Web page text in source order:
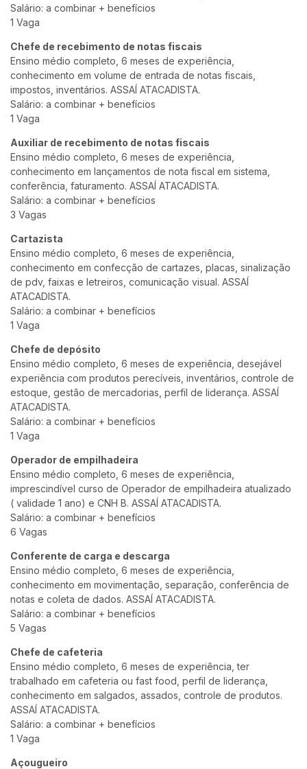
Salário: a combinar + benefícios
1 Vaga
Chefe de recebimento de notas fiscais
Ensino médio completo, 6 meses de experiência,
conhecimento em volume de entrada de notas fiscais,
impostos, inventários. ASSAÍ ATACADISTA.
Salário: a combinar + benefícios
1 Vaga
Auxiliar de recebimento de notas fiscais
Ensino médio completo, 6 meses de experiência,
conhecimento em lançamentos de nota fiscal em sistema,
conferência, faturamento. ASSAÍ ATACADISTA.
Salário: a combinar + benefícios
3 Vagas
Cartazista
Ensino médio completo, 6 meses de experiência,
conhecimento em confecção de cartazes, placas, sinalização
de pdv, faixas e letreiros, comunicação visual. ASSAÍ
ATACADISTA.
Salário: a combinar + benefícios
1 Vaga
Chefe de depósito
Ensino médio completo, 6 meses de experiência, desejável
experiência com produtos perecíveis, inventários, controle de
estoque, gestão de mercadorias, perfil de liderança. ASSAÍ
ATACADISTA.
Salário: a combinar + benefícios
1 Vaga
Operador de empilhadeira
Ensino médio completo, 6 meses de experiência,
imprescindível curso de Operador de empilhadeira atualizado
( validade 1 ano) e CNH B. ASSAÍ ATACADISTA.
Salário: a combinar + benefícios
6 Vagas
Conferente de carga e descarga
Ensino médio completo, 6 meses de experiência,
conhecimento em movimentação, separação, conferência de
notas e coleta de dados. ASSAÍ ATACADISTA.
Salário: a combinar + benefícios
5 Vagas
Chefe de cafeteria
Ensino médio completo, 6 meses de experiência, ter
trabalhado em cafeteria ou fast food, perfil de liderança,
conhecimento em salgados, assados, controle de produtos.
ASSAÍ ATACADISTA.
Salário: a combinar + benefícios
1 Vaga
Açougueiro